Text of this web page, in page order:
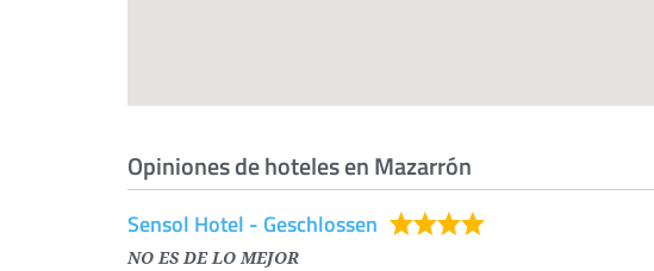
Opiniones de hoteles en Mazarrón
Sensol Hotel - Geschlossen
NO ES DE LO MEJOR